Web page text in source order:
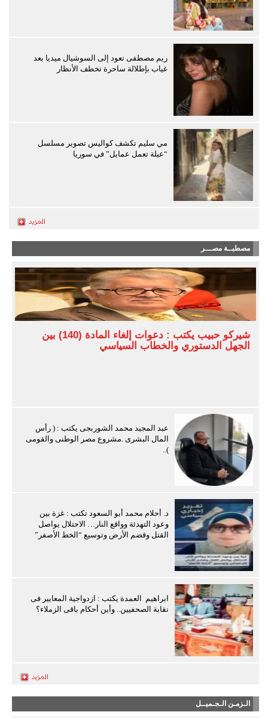
ريم مصطفى تعود إلى السوشيال ميديا بعد
غياب بإطلالة ساحرة تخطف الأنظار
مي سليم تكشف كواليس تصوير مسلسل
“عيلة تعمل عمايل” في سوريا
مصطبــة مصـــر
شيركو حبيب يكتب : دعوات إلغاء المادة (140) بين
الجهل الدستوري والخطاب السياسي
عبد المجيد محمد الشوربجى يكتب : ( رأس
المال البشرى .مشروع مصر الوطنى والقومى
)..
د. أحلام محمد أبو السعود تكتب : غزة بين
وعود التهدئة وواقع النار… الاحتلال يواصل
القتل وقضم الأرض وتوسيع “الخط الأصفر”
ابراهيم العمدة يكتب : ازدواجية المعايير فى
نقابة الصحفيين.. وأين أحكام باقى الزملاء؟
الـزمـن الـجـميــل